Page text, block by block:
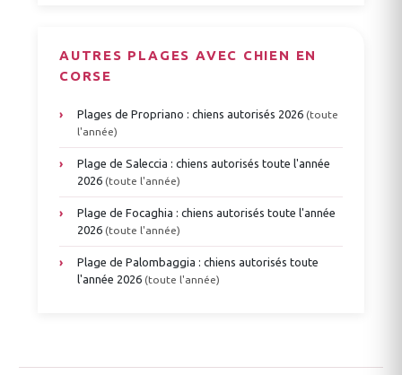
AUTRES PLAGES AVEC CHIEN EN
CORSE
› Plages de Propriano : chiens autorisés 2026 (toute
l'année)
›
Plage de Saleccia : chiens autorisés toute l'année
2026 (toute l'année)
›
Plage de Focaghia : chiens autorisés toute l'année
2026 (toute l'année)
›
Plage de Palombaggia : chiens autorisés toute
l'année 2026 (toute l'année)